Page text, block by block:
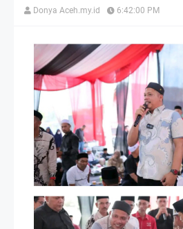
Donya Aceh.my.id 6:42:00 PM